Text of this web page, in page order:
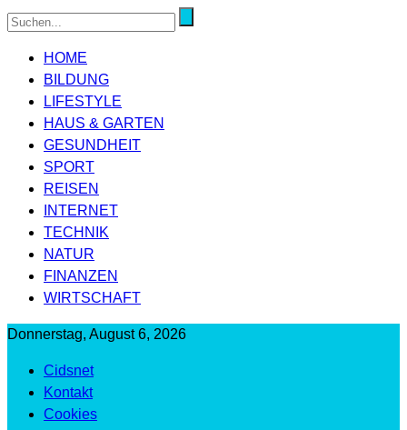
HOME
BILDUNG
LIFESTYLE
HAUS & GARTEN
GESUNDHEIT
SPORT
REISEN
INTERNET
TECHNIK
NATUR
FINANZEN
WIRTSCHAFT
Donnerstag, August 6, 2026
Cidsnet
Kontakt
Cookies